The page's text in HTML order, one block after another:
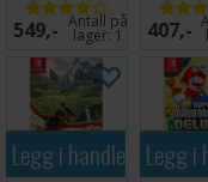
Switch
549,- Antall på
lager:1 407,-
Legg i handlekurven
Legg i